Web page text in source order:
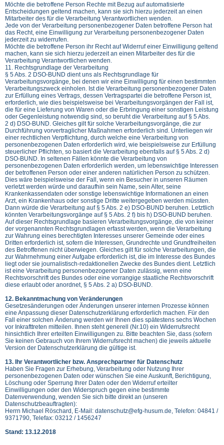
Möchte die betroffene Person Rechte mit Bezug auf automatisierte
Entscheidungen geltend machen, kann sie sich hierzu jederzeit an einen
Mitarbeiter des für die Verarbeitung Verantwortlichen wenden.
Jede von der Verarbeitung personenbezogener Daten betroffene Person hat
das Recht, eine Einwilligung zur Verarbeitung personenbezogener Daten
jederzeit zu widerrufen.
Möchte die betroffene Person ihr Recht auf Widerruf einer Einwilligung geltend
machen, kann sie sich hierzu jederzeit an einen Mitarbeiter des für die
Verarbeitung Verantwortlichen wenden.
11. Rechtsgrundlage der Verarbeitung
§ 5 Abs. 2 DSO-BUND dient uns als Rechtsgrundlage für
Verarbeitungsvorgänge, bei denen wir eine Einwilligung für einen bestimmten
Verarbeitungszweck einholen. Ist die Verarbeitung personenbezogener Daten
zur Erfüllung eines Vertrags, dessen Vertragspartei die betroffene Person ist,
erforderlich, wie dies beispielsweise bei Verarbeitungsvorgängen der Fall ist,
die für eine Lieferung von Waren oder die Erbringung einer sonstigen Leistung
oder Gegenleistung notwendig sind, so beruht die Verarbeitung auf § 5 Abs.
2 d) DSO-BUND. Gleiches gilt für solche Verarbeitungsvorgänge, die zur
Durchführung vorvertraglicher Maßnahmen erforderlich sind. Unterliegen wir
einer rechtlichen Verpflichtung, durch welche eine Verarbeitung von
personenbezogenen Daten erforderlich wird, wie beispielsweise zur Erfüllung
steuerlicher Pflichten, so basiert die Verarbeitung ebenfalls auf § 5 Abs. 2 d)
DSO-BUND. In seltenen Fällen könnte die Verarbeitung von
personenbezogenen Daten erforderlich werden, um lebenswichtige Interessen
der betroffenen Person oder einer anderen natürlichen Person zu schützen.
Dies wäre beispielsweise der Fall, wenn ein Besucher in unseren Räumen
verletzt werden würde und daraufhin sein Name, sein Alter, seine
Krankenkassendaten oder sonstige lebenswichtige Informationen an einen
Arzt, ein Krankenhaus oder sonstige Dritte weitergegeben werden müssten.
Dann würde die Verarbeitung auf § 5 Abs. 2 e) DSO-BUND beruhen. Letztlich
könnten Verarbeitungsvorgänge auf § 5 Abs. 2 f) bis h) DSO-BUND beruhen.
Auf dieser Rechtsgrundlage basieren Verarbeitungsvorgänge, die von keiner
der vorgenannten Rechtsgrundlagen erfasst werden, wenn die Verarbeitung
zur Wahrung eines berechtigten Interesses unserer Gemeinde oder eines
Dritten erforderlich ist, sofern die Interessen, Grundrechte und Grundfreiheiten
des Betroffenen nicht überwiegen. Gleiches gilt für solche Verarbeitungen, die
zur Wahrnehmung einer Aufgabe erforderlich ist, die im Interesse des Bundes
liegt oder sie journalistisch-redaktionellen Zwecke des Bundes dient. Letztlich
ist eine Verarbeitung personenbezogener Daten zulässig, wenn eine
Rechtsvorschrift des Bundes oder eine vorrangige staatliche Rechtsvorschrift
diese erlaubt oder anordnet, § 5 Abs. 2 a) DSO-BUND.
12. Bekanntmachung von Veränderungen
Gesetzesänderungen oder Änderungen unserer internen Prozesse können
eine Anpassung dieser Datenschutzerklärung erforderlich machen. Für den
Fall einer solchen Änderung werden wir Ihnen dies spätestens sechs Wochen
vor Inkrafttreten mitteilen. Ihnen steht generell (Nr.10) ein Widerrufsrecht
hinsichtlich Ihrer erteilten Einwilligungen zu. Bitte beachten Sie, dass (sofern
Sie keinen Gebrauch von Ihrem Widerrufsrecht machen) die jeweils aktuelle
Version der Datenschutzerklärung die gültige ist.
13. Ihr Verantwortlicher bzw. Ansprechpartner für Datenschutz
Haben Sie Fragen zur Erhebung, Verarbeitung oder Nutzung Ihrer
personenbezogenen Daten oder wünschen Sie eine Auskunft, Berichtigung,
Löschung oder Sperrung Ihrer Daten oder den Widerruf erteilter
Einwilligungen oder den Widerspruch gegen eine bestimmte
Datenverwendung, wenden Sie sich bitte direkt an (unseren
Datenschutzbeauftragten):
Herrn Michael Röschard, E-Mail: datenschutz@efg-husum.de, Telefon: 04841 /
9371790, Telefax: 03212 / 1456247
Stand: 13.12.2018